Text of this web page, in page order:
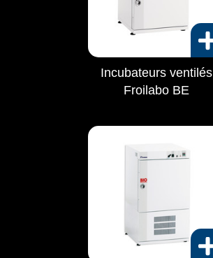
Incubateurs ventilés
Froilabo BE